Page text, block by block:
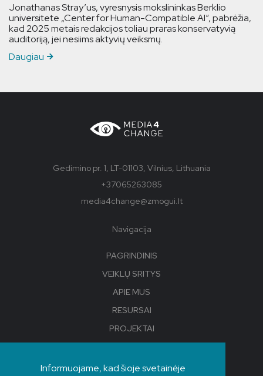
Informuojame, kad šioje svetainėje
Jonathanas Stray’us, vyresnysis mokslininkas Berklio
universitete „Center for Human-Compatible AI“, pabrėžia,
kad 2025 metais redakcijos toliau praras konservatyvią
auditoriją, jei nesiims aktyvių veiksmų.
Daugiau
Gedimino pr. 1, LT-01103, Vilnius, Lithuania
+37065263085
media4change@zmogui.lt
Navigacija
PAGRINDINIS
VEIKLŲ SRITYS
APIE MUS
RESURSAI
PROJEKTAI